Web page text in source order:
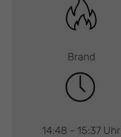
Brand
14:48 - 15:37 Uhr